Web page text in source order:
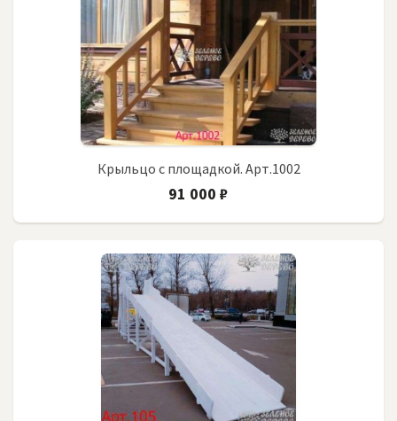
Крыльцо с площадкой. Арт.1002
91 000 ₽